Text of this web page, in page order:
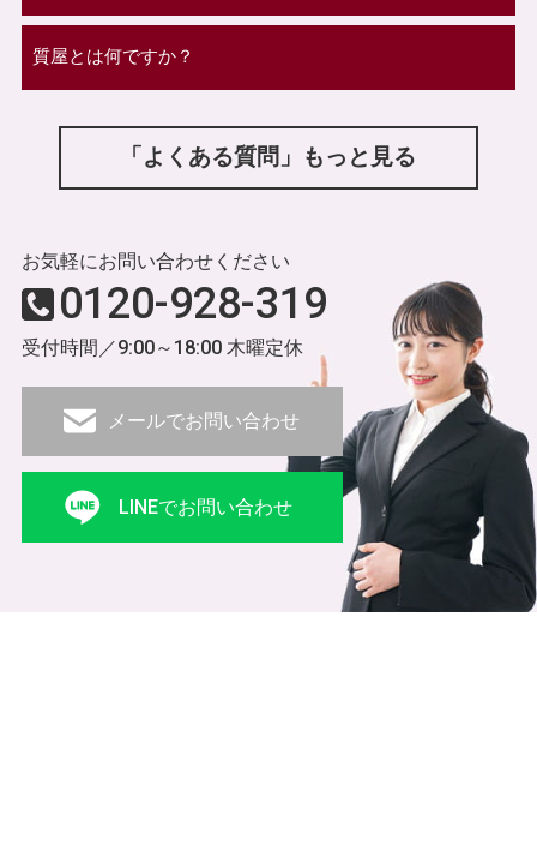
質屋とは何ですか？
「よくある質問」もっと見る
お気軽にお問い合わせください
0120-928-319
受付時間／9:00～18:00 木曜定休
メールでお問い合わせ
LINEでお問い合わせ